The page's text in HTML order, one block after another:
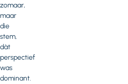
zomaar,
maar
dìe
stem,
dàt
perspectief
was
dominant.